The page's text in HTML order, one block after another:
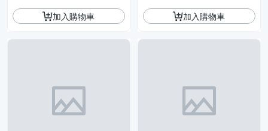
加入購物車 加入購物車